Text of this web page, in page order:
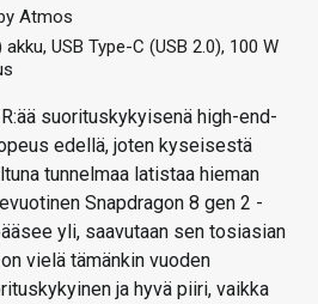
Atmos
USB Type-C (USB 2.0), 100 W
suorituskykyisenä high-end-
edellä, joten kyseisestä
tunnelmaa latistaa hieman
Snapdragon 8 gen 2 -
yli, saavutaan sen tosiasian
vielä tämänkin vuoden
ja hyvä piiri, vaikka